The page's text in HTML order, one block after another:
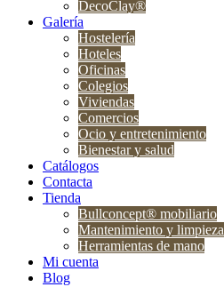
DecoClay®
Galería
Hostelería
Hoteles
Oficinas
Colegios
Viviendas
Comercios
Ocio y entretenimiento
Bienestar y salud
Catálogos
Contacta
Tienda
Bullconcept® mobiliario
Mantenimiento y limpieza
Herramientas de mano
Mi cuenta
Blog